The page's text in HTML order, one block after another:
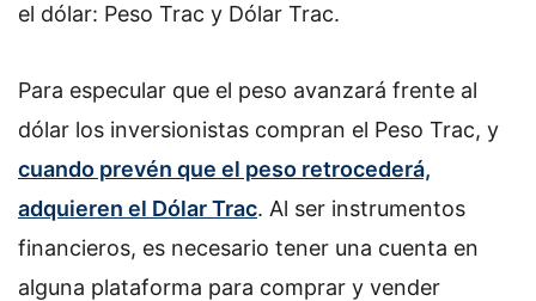
el dólar: Peso Trac y Dólar Trac.
Para especular que el peso avanzará frente al
dólar los inversionistas compran el Peso Trac, y
cuando prevén que el peso retrocederá,
adquieren el Dólar Trac. Al ser instrumentos
financieros, es necesario tener una cuenta en
alguna plataforma para comprar y vender